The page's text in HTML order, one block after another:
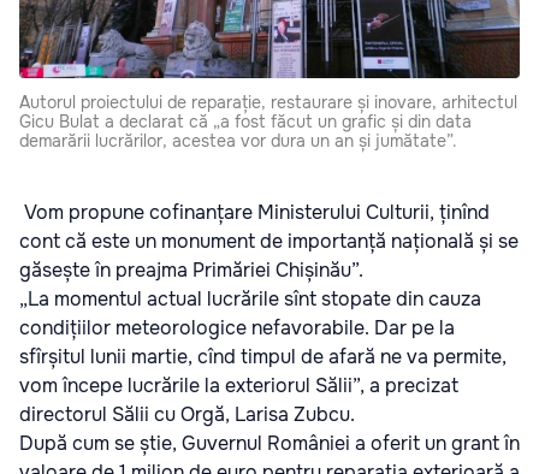
Autorul proiectului de reparație, restaurare și inovare, arhitectul
Gicu Bulat a declarat că „a fost făcut un grafic și din data
demarării lucrărilor, acestea vor dura un an și jumătate”.
Vom propune cofinanțare Ministerului Culturii, ținînd
cont că este un monument de importanță națională și se
găsește în preajma Primăriei Chișinău”.
„La momentul actual lucrările sînt stopate din cauza
condițiilor meteorologice nefavorabile. Dar pe la
sfîrșitul lunii martie, cînd timpul de afară ne va permite,
vom începe lucrările la exteriorul Sălii”, a precizat
directorul Sălii cu Orgă, Larisa Zubcu.
După cum se știe, Guvernul României a oferit un grant în